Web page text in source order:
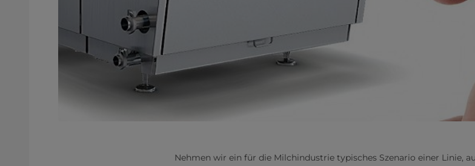
Nehmen wir ein für die Milchindustrie typisches Szenario einer Linie,